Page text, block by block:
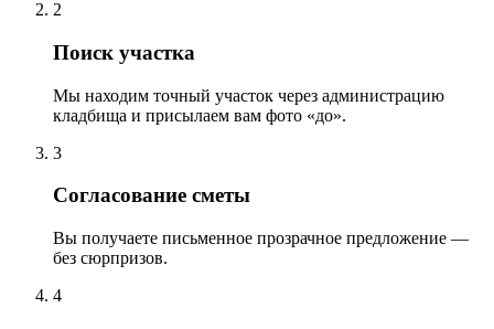
2
Поиск участка
Мы находим точный участок через администрацию
кладбища и присылаем вам фото «до».
3
Согласование сметы
Вы получаете письменное прозрачное предложение —
без сюрпризов.
4